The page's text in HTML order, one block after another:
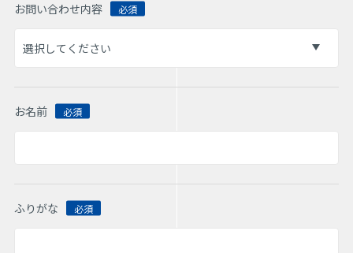
お問い合わせ内容
お名前
ふりがな